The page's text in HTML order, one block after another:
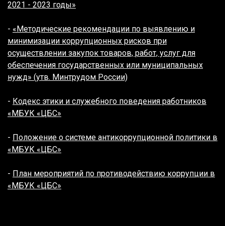
2021 - 2023 годы»
- «Методические рекомендации по выявлению и
минимизации коррупционных рисков при
осуществлении закупок товаров, работ, услуг для
обеспечения государственных или муниципальных
нужд» (утв. Минтрудом России)
- Кодекс этики и служебного поведения работников
«МБУК «ЦБС»
- Положение о системе антикоррупционной политики в
«МБУК «ЦБС»
- План мероприятий по противодействию коррупции в
«МБУК «ЦБС»